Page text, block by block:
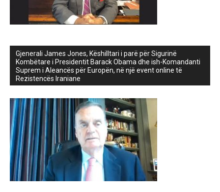
Gjenerali James Jones, Këshilltari i parë për Sigurinë
Kombëtare i Presidentit Barack Obama dhe ish-Komandanti
Suprem i Aleancës për Europën, në një event online të
Rezistencës Iraniane